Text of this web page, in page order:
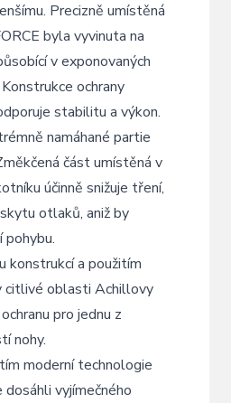
Precizně umístěná
byla vyvinuta na
v exponovaných
ochrany
stabilitu a výkon.
namáhané partie
část umístěná v
účinně snižuje tření,
otlaků, aniž by
pohybu.
konstrukcí a použitím
citlivé oblasti Achillovy
pro jednu z
nohy.
moderní technologie
vyjímečného